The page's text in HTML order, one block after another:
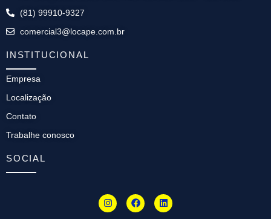
(81) 99910-9327
comercial3@locape.com.br
INSTITUCIONAL
Empresa
Localização
Contato
Trabalhe conosco
SOCIAL